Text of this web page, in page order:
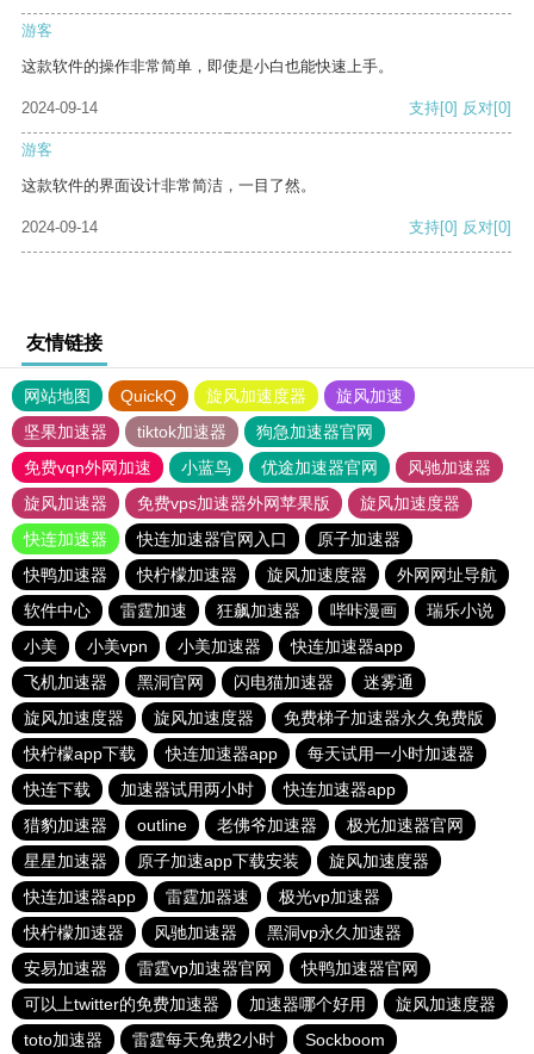
游客
这款软件的操作非常简单，即使是小白也能快速上手。
2024-09-14 支持[0] 反对[0]
游客
这款软件的界面设计非常简洁，一目了然。
2024-09-14 支持[0] 反对[0]
友情链接
网站地图 QuickQ 旋风加速度器
旋风加速
坚果加速器
tiktok加速器
狗急加速器官网
免费vqn外网加速
小蓝鸟 优途加速器官网
风驰加速器
旋风加速器
免费vps加速器外网苹果版
旋风加速度器
快连加速器
快连加速器官网入口
原子加速器
快鸭加速器
快柠檬加速器 旋风加速度器
外网网址导航
软件中心
雷霆加速 狂飙加速器 哔咔漫画
瑞乐小说
小美
小美vpn 小美加速器
快连加速器app
飞机加速器
黑洞官网 闪电猫加速器
迷雾通
旋风加速度器
旋风加速度器
免费梯子加速器永久免费版
快柠檬app下载
快连加速器app
每天试用一小时加速器
快连下载
加速器试用两小时
快连加速器app
猎豹加速器
outline 老佛爷加速器
极光加速器官网
星星加速器
原子加速app下载安装
旋风加速度器
快连加速器app
雷霆加器速
极光vp加速器
快柠檬加速器
风驰加速器
黑洞vp永久加速器
安易加速器
雷霆vp加速器官网
快鸭加速器官网
可以上twitter的免费加速器
加速器哪个好用
旋风加速度器
toto加速器
雷霆每天免费2小时 Sockboom